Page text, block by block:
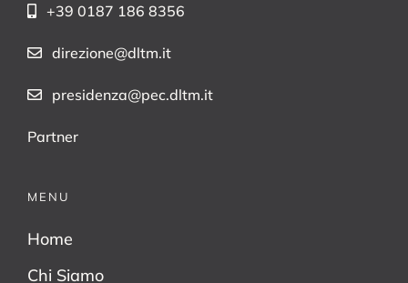
+39 0187 186 8356
direzione@dltm.it
presidenza@pec.dltm.it
Partner
MENU
Home
Chi Siamo